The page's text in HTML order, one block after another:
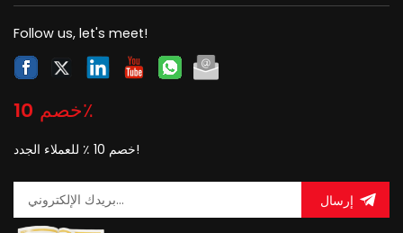
Follow us, let's meet!
خصم 10٪
خصم 10 ٪ للعملاء الجدد!
إرسال